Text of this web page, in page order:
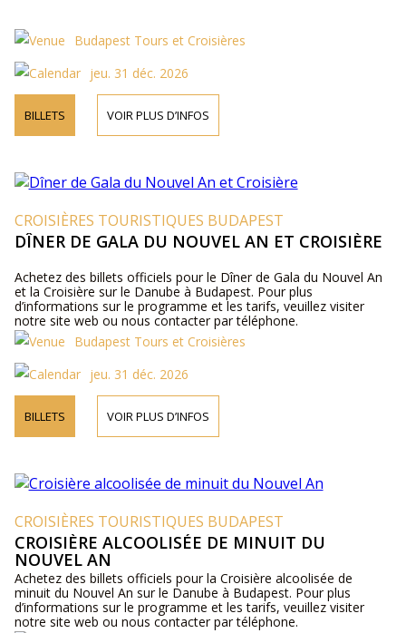
Budapest Tours et Croisières
jeu. 31 déc. 2026
BILLETS VOIR PLUS D’INFOS
CROISIÈRES TOURISTIQUES BUDAPEST
DÎNER DE GALA DU NOUVEL AN ET CROISIÈRE
Achetez des billets officiels pour le Dîner de Gala du Nouvel An
et la Croisière sur le Danube à Budapest. Pour plus
d’informations sur le programme et les tarifs, veuillez visiter
notre site web ou nous contacter par téléphone.
Budapest Tours et Croisières
jeu. 31 déc. 2026
BILLETS VOIR PLUS D’INFOS
CROISIÈRES TOURISTIQUES BUDAPEST
CROISIÈRE ALCOOLISÉE DE MINUIT DU
NOUVEL AN
Achetez des billets officiels pour la Croisière alcoolisée de
minuit du Nouvel An sur le Danube à Budapest. Pour plus
d’informations sur le programme et les tarifs, veuillez visiter
notre site web ou nous contacter par téléphone.